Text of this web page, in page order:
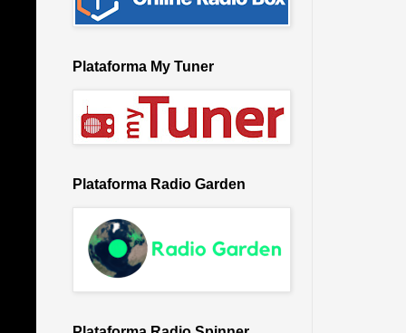
Plataforma My Tuner
Plataforma Radio Garden